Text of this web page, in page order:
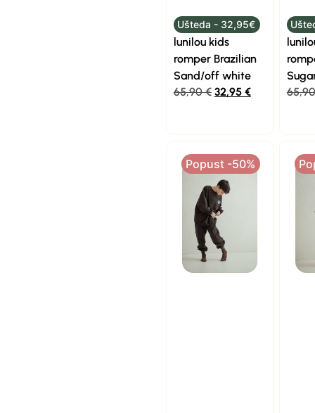
Ušteda - 32,95€
lunilou kids
romper Brazilian
Sand/off white
65,90€ 32,95 €
Popust -50%